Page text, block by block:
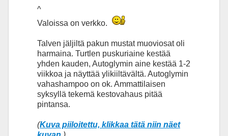
^
Valoissa on verkko.
Talven jäljiltä pakun mustat muoviosat oli
harmaina. Turtlen puskuriaine kestää
yhden kauden, Autoglymin aine kestää 1-2
viikkoa ja näyttää ylikiiltävältä. Autoglymin
vahashampoo on ok. Ammattilaisen
syksyllä tekemä kestovahaus pitää
pintansa.
(Kuva piiloitettu, klikkaa tätä niin näet